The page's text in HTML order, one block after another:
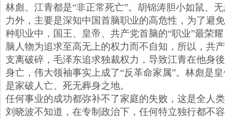
林彪、江青都是“非正常死亡”。胡锦涛胆小如鼠、
力外，主要是深知中国首脑职业的高危性，为了避
种职业中，国王、皇帝、共产党首脑的“职业”最荣
脑人物为追求至高无上的权力而不自知，所以，共
支离破碎，毛泽东追求独裁权力，导致江青在他身
身亡，伟大领袖事实上成了“反革命家属”。林彪是
是家破人亡、死无葬身之地。
任何事业的成功都弥补不了家庭的失败，这是全人
刘晓波不知道，在专制政治下，任何特立独行都不